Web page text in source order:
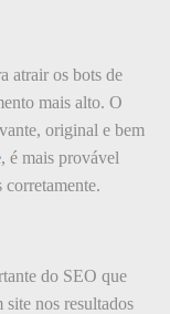
atrair os bots de
mais alto. O
original e bem
, é mais provável
corretamente.
do SEO que
nos resultados